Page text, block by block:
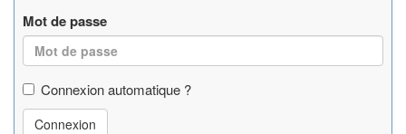
Mot de passe
Connexion automatique ?
Connexion